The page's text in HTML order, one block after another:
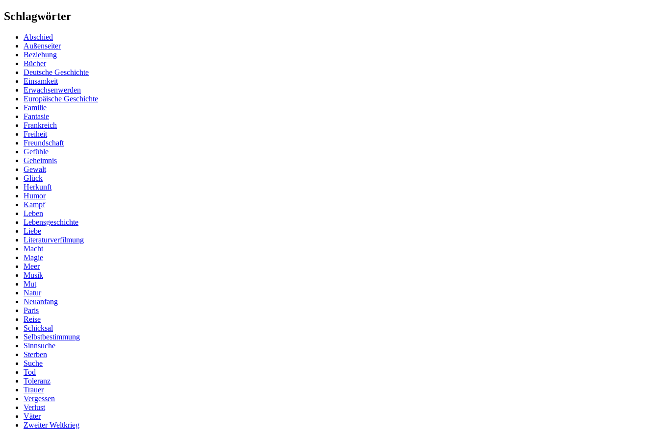
Schlagwörter
Abschied
Außenseiter
Beziehung
Bücher
Deutsche Geschichte
Einsamkeit
Erwachsenwerden
Europäische Geschichte
Familie
Fantasie
Frankreich
Freiheit
Freundschaft
Gefühle
Geheimnis
Gewalt
Glück
Herkunft
Humor
Kampf
Leben
Lebensgeschichte
Liebe
Literaturverfilmung
Macht
Magie
Meer
Musik
Mut
Natur
Neuanfang
Paris
Reise
Schicksal
Selbstbestimmung
Sinnsuche
Sterben
Suche
Tod
Toleranz
Trauer
Vergessen
Verlust
Väter
Zweiter Weltkrieg